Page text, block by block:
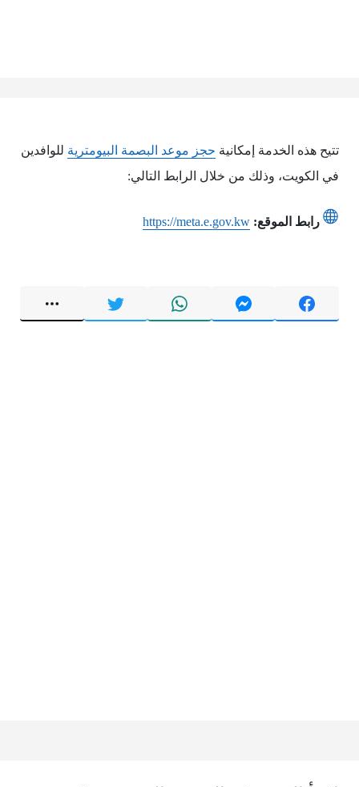
تتيح هذه الخدمة إمكانية حجز موعد البصمة البيومترية للوافدين
في الكويت، وذلك من خلال الرابط التالي:
رابط الموقع: https://meta.e.gov.kw